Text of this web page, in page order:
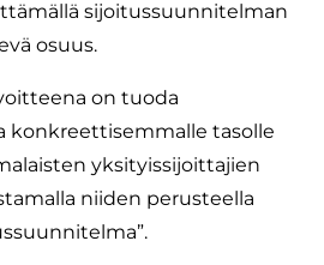
sijoitussuunnitelman
osuus.
on tuoda
konkreettisemmalle tasolle
yksityissijoittajien
niiden perusteella